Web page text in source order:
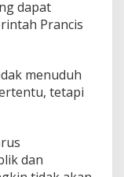
dapat
Prancis
menuduh
tetapi
dan